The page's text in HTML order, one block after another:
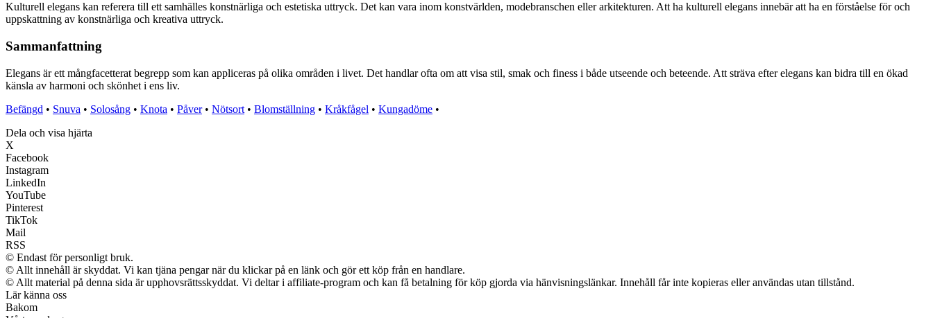
Kulturell elegans kan referera till ett samhälles konstnärliga och estetiska uttryck. Det kan vara inom konstvärlden, modebranschen eller arkitekturen. Att ha kulturell elegans innebär att ha en förståelse för och
uppskattning av konstnärliga och kreativa uttryck.
Sammanfattning
Elegans är ett mångfacetterat begrepp som kan appliceras på olika områden i livet. Det handlar ofta om att visa stil, smak och finess i både utseende och beteende. Att sträva efter elegans kan bidra till en ökad
känsla av harmoni och skönhet i ens liv.
Befängd • Snuva • Solosång • Knota • Påver• Nötsort • Blomställning • Kråkfågel • Kungadöme •
Dela och visa hjärta
X
Facebook
Instagram
LinkedIn
YouTube
Pinterest
TikTok
Mail
RSS
© Endast för personligt bruk.
© Allt innehåll är skyddat. Vi kan tjäna pengar när du klickar på en länk och gör ett köp från en handlare.
© Allt material på denna sida är upphovsrättsskyddat. Vi deltar i affiliate-program och kan få betalning för köp gjorda via hänvisningslänkar. Innehåll får inte kopieras eller användas utan tillstånd.
Lär känna oss
Bakom